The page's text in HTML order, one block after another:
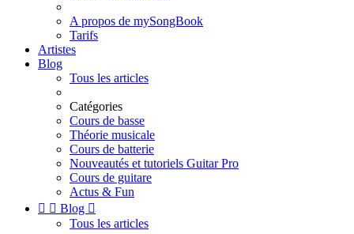
A propos de mySongBook
Tarifs
Artistes
Blog
Tous les articles
Catégories
Cours de basse
Théorie musicale
Cours de batterie
Nouveautés et tutoriels Guitar Pro
Cours de guitare
Actus & Fun
  Blog 
Tous les articles